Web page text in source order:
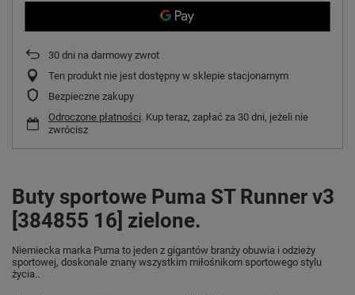
30 dni na darmowy zwrot
Ten produkt nie jest dostępny w sklepie stacjonarnym
Bezpieczne zakupy
Odroczone płatności. Kup teraz, zapłać za 30 dni, jeżeli nie
zwrócisz
Buty sportowe Puma ST Runner v3
[384855 16] zielone.
Niemiecka marka Puma to jeden z gigantów branży obuwia i odzieży
sportowej, doskonale znany wszystkim miłośnikom sportowego stylu
życia..